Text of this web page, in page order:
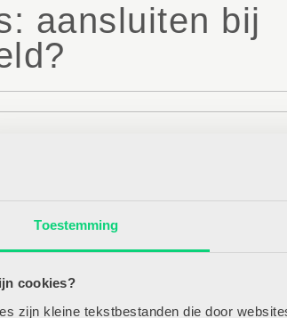
Toestemming
cookies?
zijn kleine tekstbestanden die door
aansluiten bij
moet aansluiten bij de
is een aanknopingspunt of een basis
leerdoel. Dit betekent echter niet dat je
al kennen en die hen spontaan
naar de rest